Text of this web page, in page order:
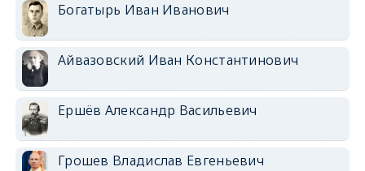
Богатырь Иван Иванович
Айвазовский Иван Константинович
Ершёв Александр Васильевич
Грошев Владислав Евгеньевич